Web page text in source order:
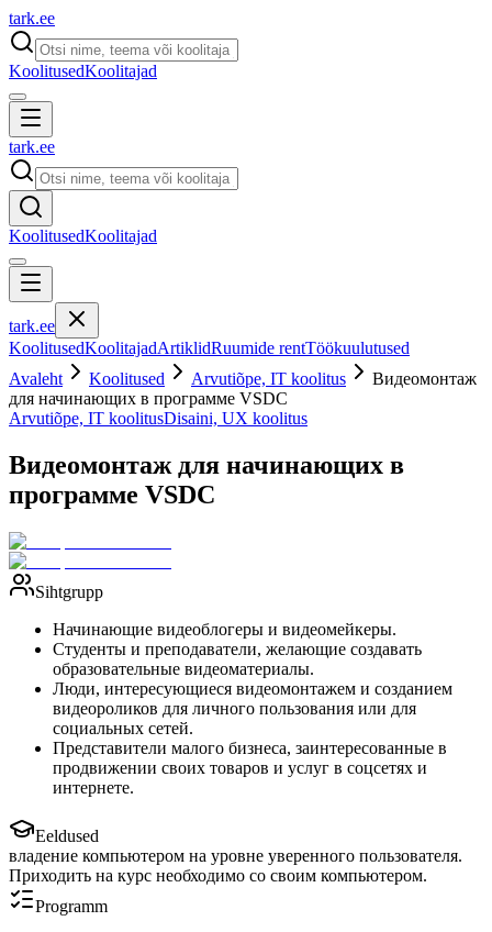
tark.ee
KoolitusedKoolitajad
tark.ee
KoolitusedKoolitajad
tark.ee
KoolitusedKoolitajadArtiklidRuumide rentTöökuulutused
Avaleht
Koolitused Arvutiõpe, IT koolitus
Видеомонтаж
для начинающих в программе VSDC
Arvutiõpe, IT koolitusDisaini, UX koolitus
Видеомонтаж для начинающих в
программе VSDC
Sihtgrupp
Начинающие видеоблогеры и видеомейкеры.
Студенты и преподаватели, желающие создавать
образовательные видеоматериалы.
Люди, интересующиеся видеомонтажем и созданием
видеороликов для личного пользования или для
социальных сетей.
Представители малого бизнеса, заинтересованные в
продвижении своих товаров и услуг в соцсетях и
интернете.
Eeldused
владение компьютером на уровне уверенного пользователя.
Приходить на курс необходимо со своим компьютером.
Programm